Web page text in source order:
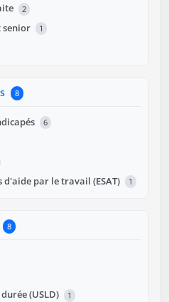
2
senior 1
8
6
d'aide par le travail (ESAT) 1
8
(USLD) 1